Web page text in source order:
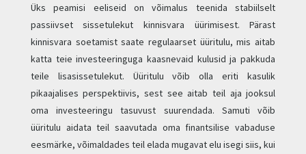
Üks peamisi eeliseid on võimalus teenida stabiilselt
passiivset sissetulekut kinnisvara üürimisest. Pärast
kinnisvara soetamist saate regulaarset üüritulu, mis aitab
katta teie investeeringuga kaasnevaid kulusid ja pakkuda
teile lisasissetulekut. Üüritulu võib olla eriti kasulik
pikaajalises perspektiivis, sest see aitab teil aja jooksul
oma investeeringu tasuvust suurendada. Samuti võib
üüritulu aidata teil saavutada oma finantsilise vabaduse
eesmärke, võimaldades teil elada mugavat elu isegi siis, kui